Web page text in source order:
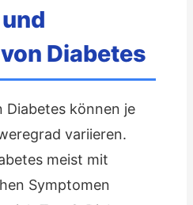
Diabetes
Diabetes können je
variieren.
meist mit
Symptomen